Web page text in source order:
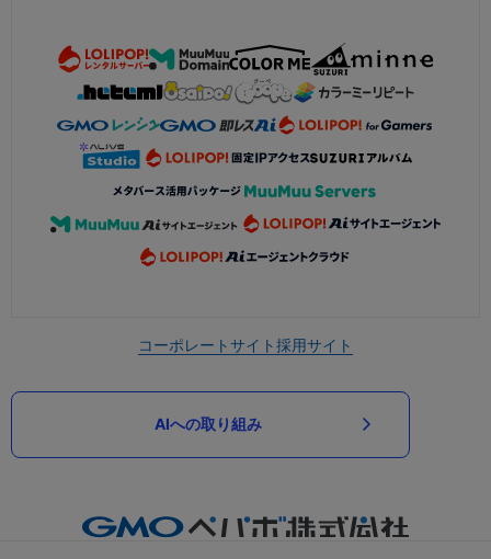
コーポレートサイト採用サイト
AIへの取り組み